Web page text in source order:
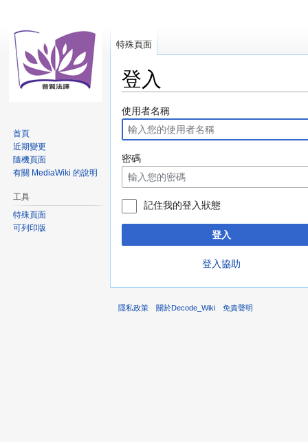
登入
跳
至
導
覽
跳
至
搜
尋
使用者名稱
密碼
記住我的登入狀態
登入
登入協助
特殊頁面
首頁
近期變更
隨機頁面
有關 MediaWiki 的說明
工具
特殊頁面
可列印版
隱私政策 關於Decode_Wiki 免責聲明